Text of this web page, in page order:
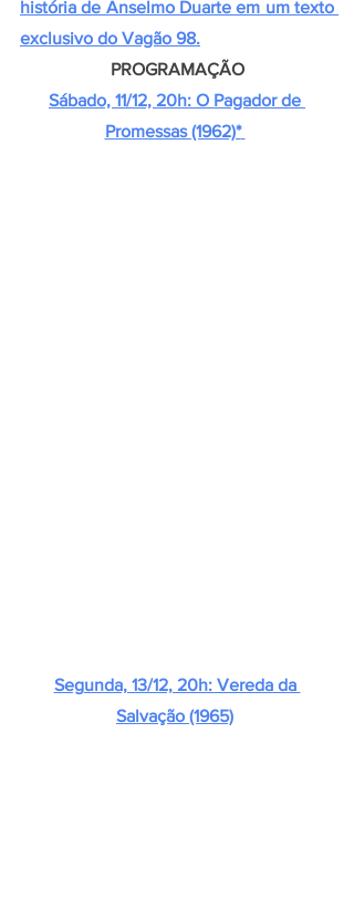
história de Anselmo Duarte em um texto
exclusivo do Vagão 98.
PROGRAMAÇÃO
Sábado, 11/12, 20h: O Pagador de
Promessas (1962)*
Segunda, 13/12, 20h: Vereda da
Salvação (1965)